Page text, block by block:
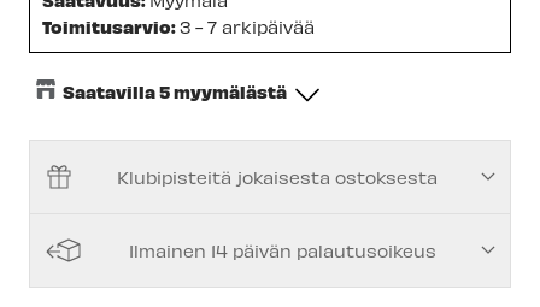
Toimitusarvio:3 - 7 arkipäivää
Saatavilla 5 myymälästä
Keskusvarasto-Tilapäisesti loppu
Espoon Myymälä-Tilapäisesti loppu
Klubipisteitä jokaisesta ostoksesta
Ilmainen 14 päivän palautusoikeus